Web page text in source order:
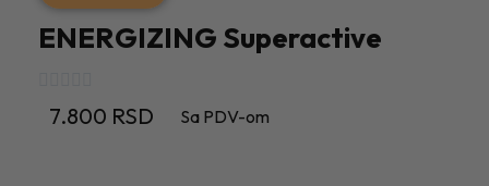
ENERGIZING Superactive
7.800 RSD Sa PDV-om